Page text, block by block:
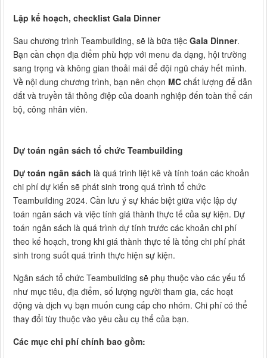
Lập kế hoạch, checklist Gala Dinner
Sau chương trình Teambuilding, sẽ là bữa tiệc Gala Dinner.
Bạn cần chọn địa điểm phù hợp với menu đa dạng, hội trường
sang trọng và không gian thoải mái để đội ngũ cháy hết mình.
Về nội dung chương trình, bạn nên chọn MC chất lượng để dẫn
dắt và truyền tải thông điệp của doanh nghiệp đến toàn thể cán
bộ, công nhân viên.
Dự toán ngân sách tổ chức Teambuilding
Dự toán ngân sách là quá trình liệt kê và tính toán các khoản
chi phí dự kiến sẽ phát sinh trong quá trình tổ chức
Teambuilding 2024. Cần lưu ý sự khác biệt giữa việc lập dự
toán ngân sách và việc tính giá thành thực tế của sự kiện. Dự
toán ngân sách là quá trình dự tính trước các khoản chi phí
theo kế hoạch, trong khi giá thành thực tế là tổng chi phí phát
sinh trong suốt quá trình thực hiện sự kiện.
Ngân sách tổ chức Teambuilding sẽ phụ thuộc vào các yếu tố
như mục tiêu, địa điểm, số lượng người tham gia, các hoạt
động và dịch vụ bạn muốn cung cấp cho nhóm. Chi phí có thể
thay đổi tùy thuộc vào yêu cầu cụ thể của bạn.
Các mục chi phí chính bao gồm: